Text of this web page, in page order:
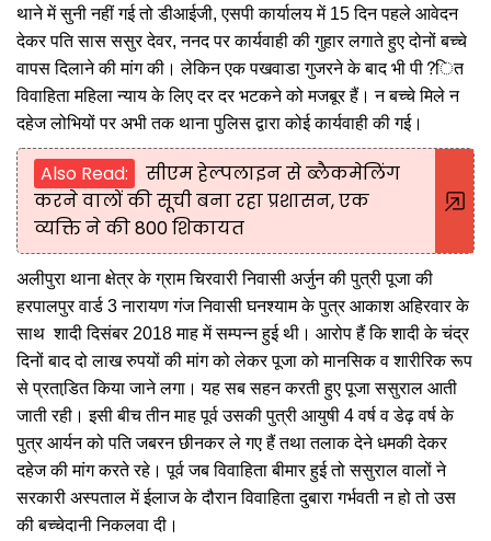
थाने में सुनी नहीं गई तो डीआईजी, एसपी कार्यालय में 15 दिन पहले आवेदन
देकर पति सास ससुर देवर, ननद पर कार्यवाही की गुहार लगाते हुए दोनों बच्चे
वापस दिलाने की मांग की। लेकिन एक पखवाडा गुजरने के बाद भी पी?ित
विवाहिता महिला न्याय के लिए दर दर भटकने को मजबूर हैं। न बच्चे मिले न
दहेज लोभियों पर अभी तक थाना पुलिस द्वारा कोई कार्यवाही की गई।
Also Read:
सीएम हेल्पलाइन से ब्लैकमेलिंग
करने वालों की सूची बना रहा प्रशासन, एक
व्यक्ति ने की 800 शिकायत
अलीपुरा थाना क्षेत्र के ग्राम चिरवारी निवासी अर्जुन की पुत्री पूजा की
हरपालपुर वार्ड 3 नारायण गंज निवासी घनश्याम के पुत्र आकाश अहिरवार के
साथ शादी दिसंबर 2018 माह में सम्पन्न हुई थी। आरोप हैं कि शादी के चंद्र
दिनों बाद दो लाख रुपयों की मांग को लेकर पूजा को मानसिक व शारीरिक रूप
से प्रताडि़त किया जाने लगा। यह सब सहन करती हुए पूजा ससुराल आती
जाती रही। इसी बीच तीन माह पूर्व उसकी पुत्री आयुषी 4 वर्ष व डेढ़ वर्ष के
पुत्र आर्यन को पति जबरन छीनकर ले गए हैं तथा तलाक देने धमकी देकर
दहेज की मांग करते रहे। पूर्व जब विवाहिता बीमार हुई तो ससुराल वालों ने
सरकारी अस्पताल में ईलाज के दौरान विवाहिता दुबारा गर्भवती न हो तो उस
की बच्चेदानी निकलवा दी।